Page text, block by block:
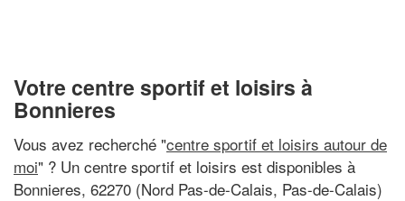
Votre centre sportif et loisirs à
Bonnieres
Vous avez recherché "centre sportif et loisirs autour de
moi" ? Un centre sportif et loisirs est disponibles à
Bonnieres, 62270 (Nord Pas-de-Calais, Pas-de-Calais)